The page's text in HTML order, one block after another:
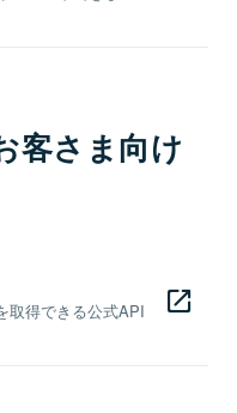
客さま向け
取得できる公式API